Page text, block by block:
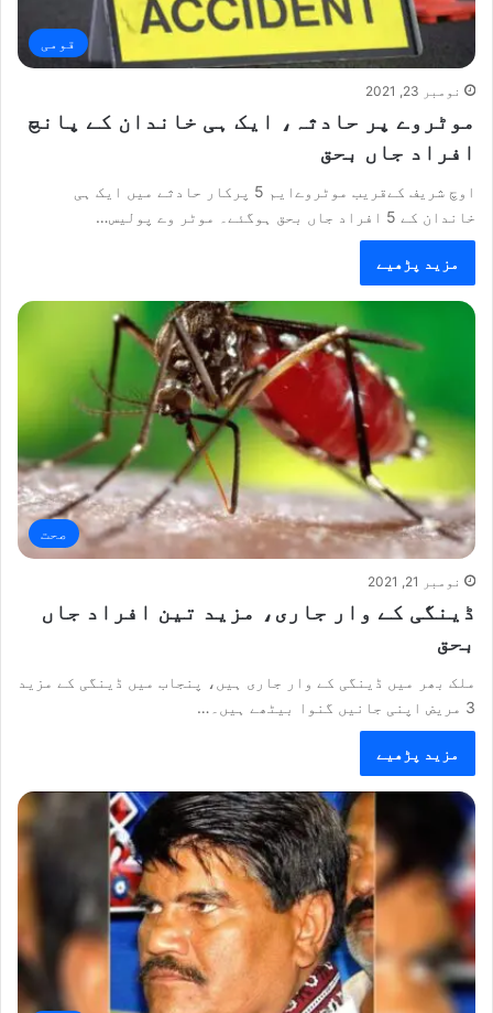
قومی
نومبر 23, 2021
موٹروے پر حادثہ، ایک ہی خاندان کے پانچ
افراد جاں بحق
اوچ شریف کےقریب موٹروےایم 5 پرکار حادثے میں ایک ہی
خاندان کے 5 افراد جاں بحق ہوگئے۔ موٹر وے پولیس…
مزید پڑھیے
صحت
نومبر 21, 2021
ڈینگی کے وار جاری، مزید تین افراد جاں
بحق
ملک بھر میں ڈینگی کے وار جاری ہیں، پنجاب میں ڈینگی کے مزید
3 مریض اپنی جانیں گنوا بیٹھے ہیں۔…
مزید پڑھیے